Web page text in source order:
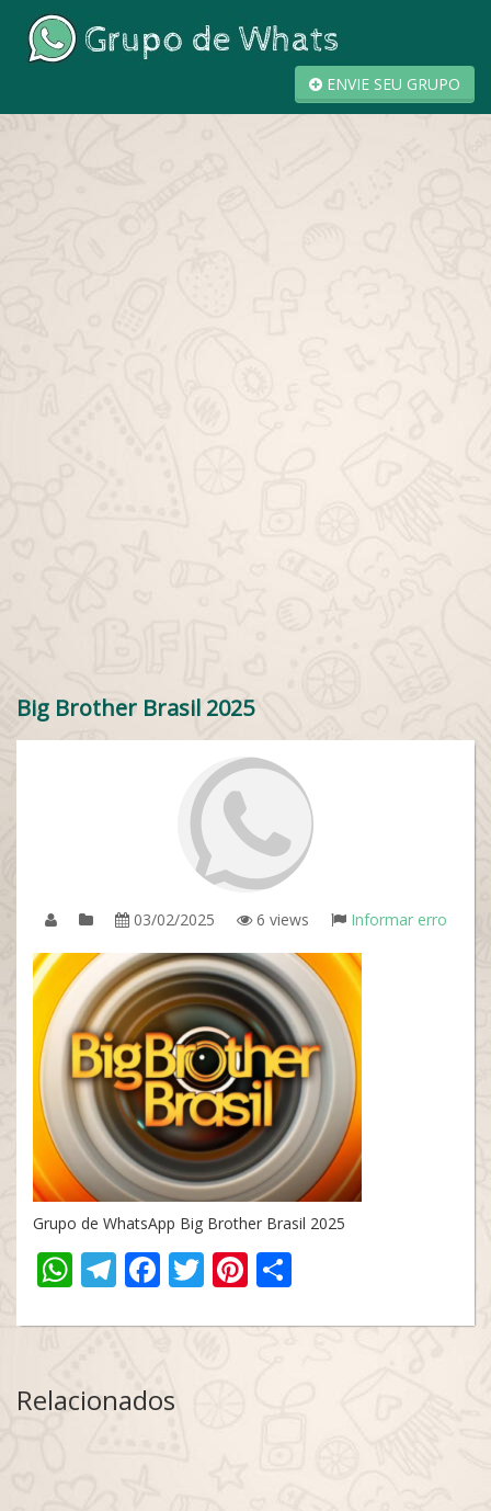
ENVIE SEU GRUPO
Big Brother Brasil 2025
03/02/2025 6 views Informar erro
Grupo de WhatsApp Big Brother Brasil 2025
WhatsApp
Telegram
Facebook
TwitterPinterest
Relacionados